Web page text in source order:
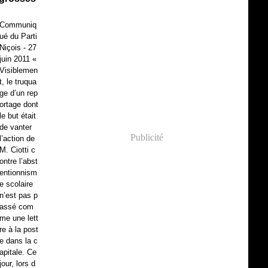
Communiq
ué du Parti
Niçois - 27
juin 2011 «
Visiblemen
t, le truqua
ge d’un rep
ortage dont
le but était
de vanter
l’action de
M. Ciotti c
ontre l’abst
entionnism
e scolaire
n’est pas p
assé com
me une lett
re à la post
e dans la c
apitale. Ce
jour, lors d
Publicité